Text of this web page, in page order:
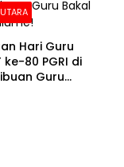
Hari Guru
ke-80 PGRI di
Guru
Bahteramas,